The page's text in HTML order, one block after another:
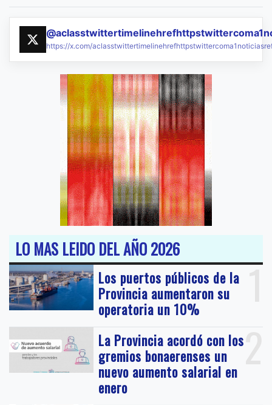
https://x.com/
LO MAS LEIDO DEL AÑO 2026
1
Los puertos públicos de la
Provincia aumentaron su
operatoria un 10%
2
La Provincia acordó con los
gremios bonaerenses un
nuevo aumento salarial en
enero